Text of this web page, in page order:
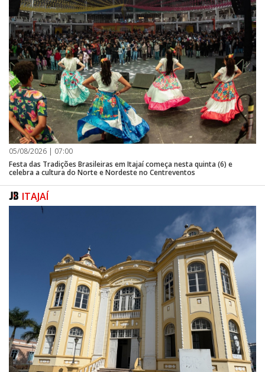
05/08/2026 | 07:00
Festa das Tradições Brasileiras em Itajaí começa nesta quinta (6) e
celebra a cultura do Norte e Nordeste no Centreventos
ITAJAÍ